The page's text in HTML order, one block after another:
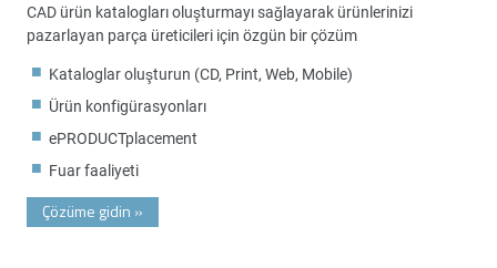
CAD ürün katalogları oluşturmayı sağlayarak ürünlerinizi
pazarlayan parça üreticileri için özgün bir çözüm
Kataloglar oluşturun (CD, Print, Web, Mobile)
Ürün konfigürasyonları
ePRODUCTplacement
Fuar faaliyeti
Çözüme gidin »